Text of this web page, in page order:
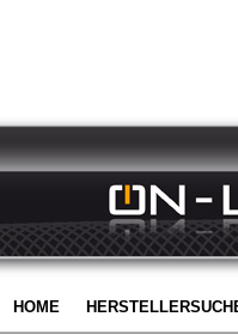
HOME